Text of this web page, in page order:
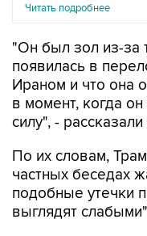
Читать подробнее
"Он был зол из-за
появилась в
Ираном и что она
в момент, когда
силу", -
По их словам,
частных беседах
подобные утечки
выглядят